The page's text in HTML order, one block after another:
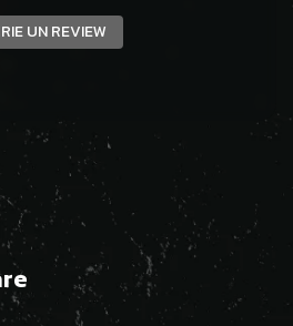
UN REVIEW